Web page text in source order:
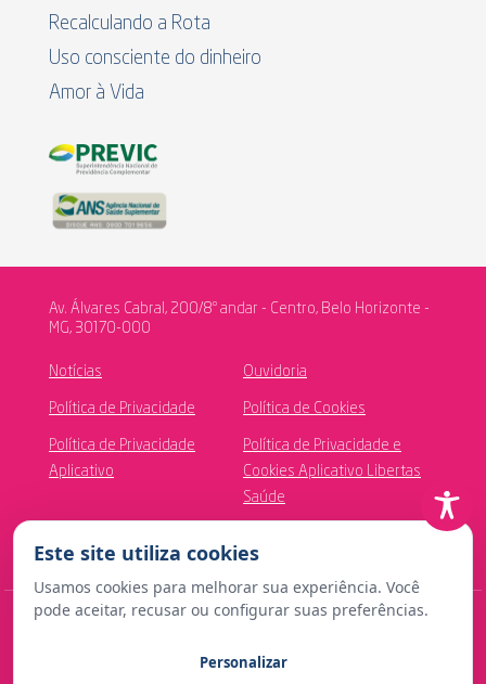
Recalculando a Rota
Uso consciente do dinheiro
Amor à Vida
Av. Álvares Cabral, 200/8º andar - Centro, Belo Horizonte -
MG, 30170-000
Notícias Ouvidoria
Política de Privacidade Política de Cookies
Política de Privacidade
Aplicativo
Política de Privacidade e
Cookies Aplicativo Libertas
Saúde
Este site utiliza cookies
Usamos cookies para melhorar sua experiência. Você
pode aceitar, recusar ou configurar suas preferências.
Personalizar